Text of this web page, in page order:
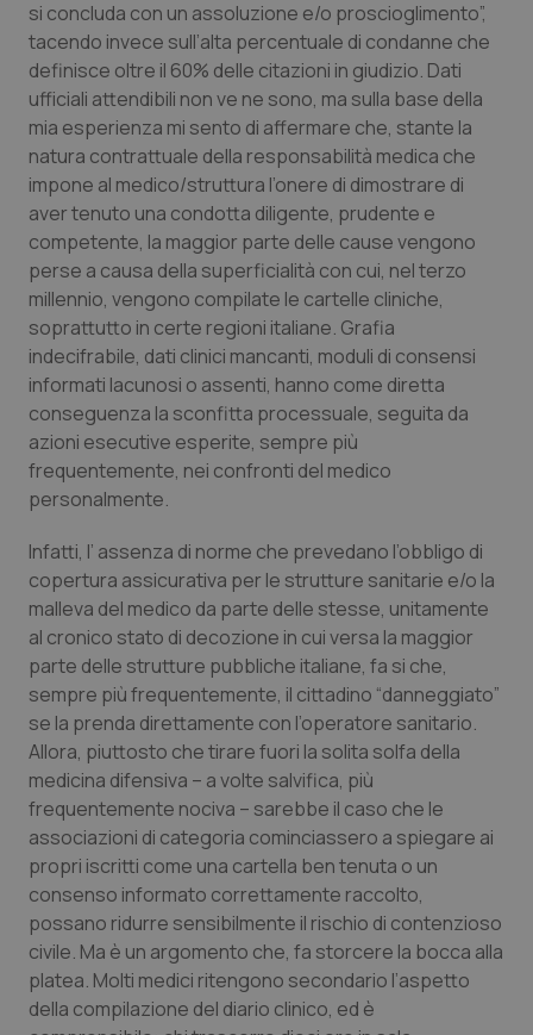
Campania
Emilia-Romagna
Friuli Venezia Giulia
Lazio
Liguria
Lombardia
Marche
Molise
Piemonte
Provincia Autonoma di Bolzano
Provincia Autonoma di Trento
Puglia
Sardegna
Sicilia
Toscana
Umbria
Valle D’Aosta
Car-T
Colesterolo & coronaropatie
Dermatite Atopica
Diabete & glucometri
Disturbi dell’umore
Dolore
Donna & Salute
Epatiti
HIV
Infezioni & Febbre
Ipertensione & Scompenso
Malattie rare
Malattia di Crohn & Rettocolite Ulcerosa
Neuroscienze & patologie neurodegenerative
Obesità
Oftalmologia
Oncodermatologia
si concluda con un assoluzione e/o proscioglimento”,
tacendo invece sull’alta percentuale di condanne che
definisce oltre il 60% delle citazioni in giudizio. Dati
ufficiali attendibili non ve ne sono, ma sulla base della
mia esperienza mi sento di affermare che, stante la
natura contrattuale della responsabilità medica che
impone al medico/struttura l’onere di dimostrare di
aver tenuto una condotta diligente, prudente e
competente, la maggior parte delle cause vengono
perse a causa della superficialità con cui, nel terzo
millennio, vengono compilate le cartelle cliniche,
soprattutto in certe regioni italiane. Grafia
indecifrabile, dati clinici mancanti, moduli di consensi
informati lacunosi o assenti, hanno come diretta
conseguenza la sconfitta processuale, seguita da
azioni esecutive esperite, sempre più
frequentemente, nei confronti del medico
personalmente.
Infatti, l’ assenza di norme che prevedano l’obbligo di
copertura assicurativa per le strutture sanitarie e/o la
malleva del medico da parte delle stesse, unitamente
al cronico stato di decozione in cui versa la maggior
parte delle strutture pubbliche italiane, fa si che,
sempre più frequentemente, il cittadino “danneggiato”
se la prenda direttamente con l’operatore sanitario.
Allora, piuttosto che tirare fuori la solita solfa della
medicina difensiva – a volte salvifica, più
frequentemente nociva – sarebbe il caso che le
associazioni di categoria cominciassero a spiegare ai
propri iscritti come una cartella ben tenuta o un
consenso informato correttamente raccolto,
possano ridurre sensibilmente il rischio di contenzioso
civile. Ma è un argomento che, fa storcere la bocca alla
platea. Molti medici ritengono secondario l’aspetto
della compilazione del diario clinico, ed è